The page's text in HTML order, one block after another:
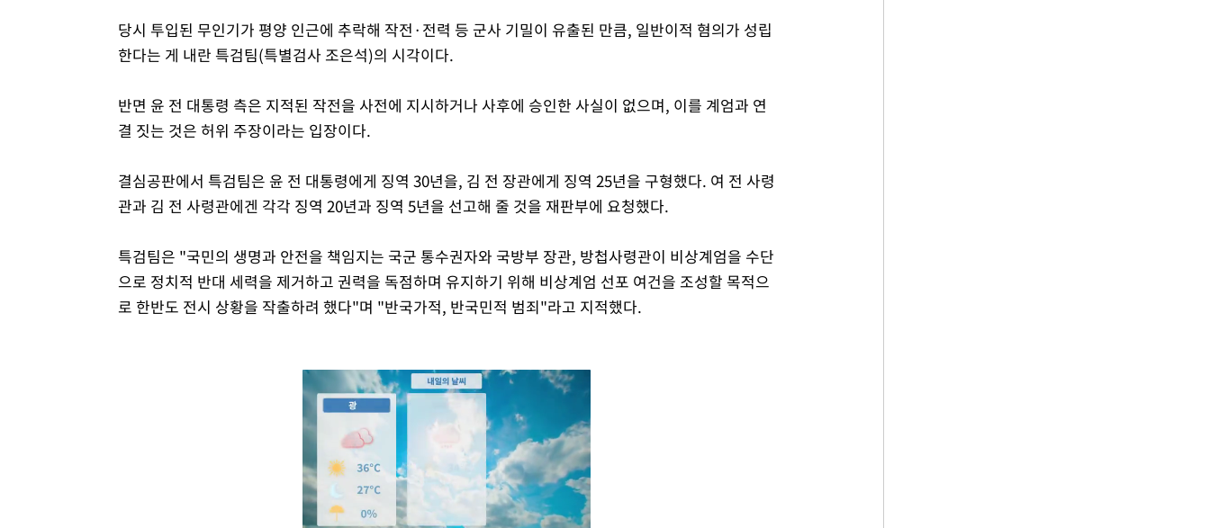
당시 투입된 무인기가 평양 인근에 추락해 작전·전력 등 군사 기밀이 유출된 만큼, 일반이적 혐의가 성립
한다는 게 내란 특검팀(특별검사 조은석)의 시각이다.
반면 윤 전 대통령 측은 지적된 작전을 사전에 지시하거나 사후에 승인한 사실이 없으며, 이를 계엄과 연
결 짓는 것은 허위 주장이라는 입장이다.
결심공판에서 특검팀은 윤 전 대통령에게 징역 30년을, 김 전 장관에게 징역 25년을 구형했다. 여 전 사령
관과 김 전 사령관에겐 각각 징역 20년과 징역 5년을 선고해 줄 것을 재판부에 요청했다.
특검팀은 "국민의 생명과 안전을 책임지는 국군 통수권자와 국방부 장관, 방첩사령관이 비상계엄을 수단
으로 정치적 반대 세력을 제거하고 권력을 독점하며 유지하기 위해 비상계엄 선포 여건을 조성할 목적으
로 한반도 전시 상황을 작출하려 했다"며 "반국가적, 반국민적 범죄"라고 지적했다.